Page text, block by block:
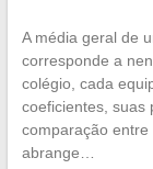
A média geral de
corresponde a
colégio, cada
coeficientes, suas
comparação
abrange…